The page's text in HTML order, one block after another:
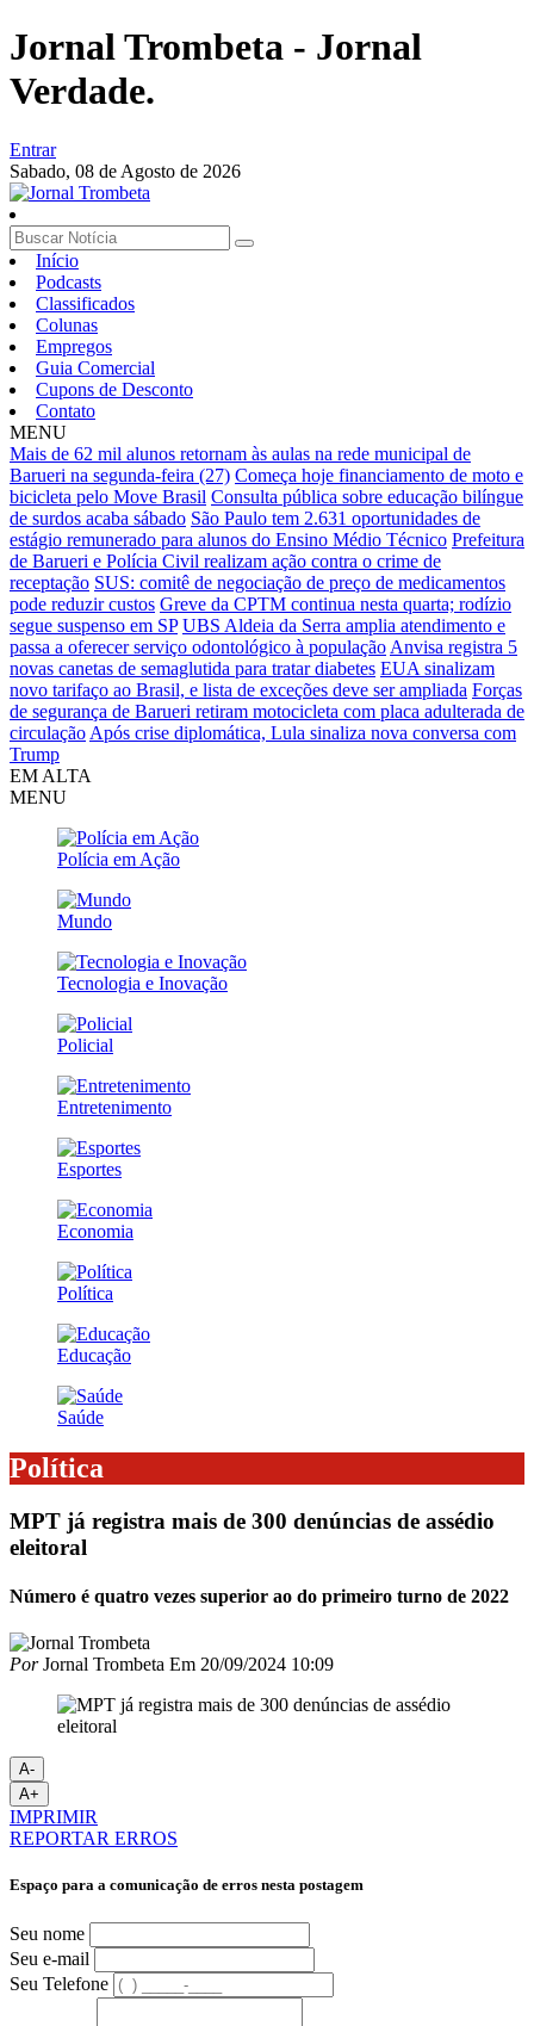
Jornal Trombeta - Jornal
Verdade.
Entrar
Sabado, 08 de Agosto de 2026
Início
Podcasts
Classificados
Colunas
Empregos
Guia Comercial
Cupons de Desconto
Contato
MENU
Mais de 62 mil alunos retornam às aulas na rede municipal de
Barueri na segunda-feira (27) Começa hoje financiamento de moto e
bicicleta pelo Move Brasil Consulta pública sobre educação bilíngue
de surdos acaba sábado São Paulo tem 2.631 oportunidades de
estágio remunerado para alunos do Ensino Médio Técnico Prefeitura
de Barueri e Polícia Civil realizam ação contra o crime de
receptação SUS: comitê de negociação de preço de medicamentos
pode reduzir custos Greve da CPTM continua nesta quarta; rodízio
segue suspenso em SP UBS Aldeia da Serra amplia atendimento e
passa a oferecer serviço odontológico à população Anvisa registra 5
novas canetas de semaglutida para tratar diabetes EUA sinalizam
novo tarifaço ao Brasil, e lista de exceções deve ser ampliada Forças
de segurança de Barueri retiram motocicleta com placa adulterada de
circulação Após crise diplomática, Lula sinaliza nova conversa com
Trump
EM ALTA
MENU
Polícia em Ação
Mundo
Tecnologia e Inovação
Policial
Entretenimento
Esportes
Economia
Política
Educação
Saúde
Política
MPT já registra mais de 300 denúncias de assédio
eleitoral
Número é quatro vezes superior ao do primeiro turno de 2022
PorJornal Trombeta Em 20/09/2024 10:09
A-
A+
IMPRIMIR
REPORTAR ERROS
Espaço para a comunicação de erros nesta postagem
Seu nome
Seu e-mail
Seu Telefone